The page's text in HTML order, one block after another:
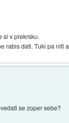
si v prekrsku.
rabis dati. Tuki pa niti
se zoper sebe?